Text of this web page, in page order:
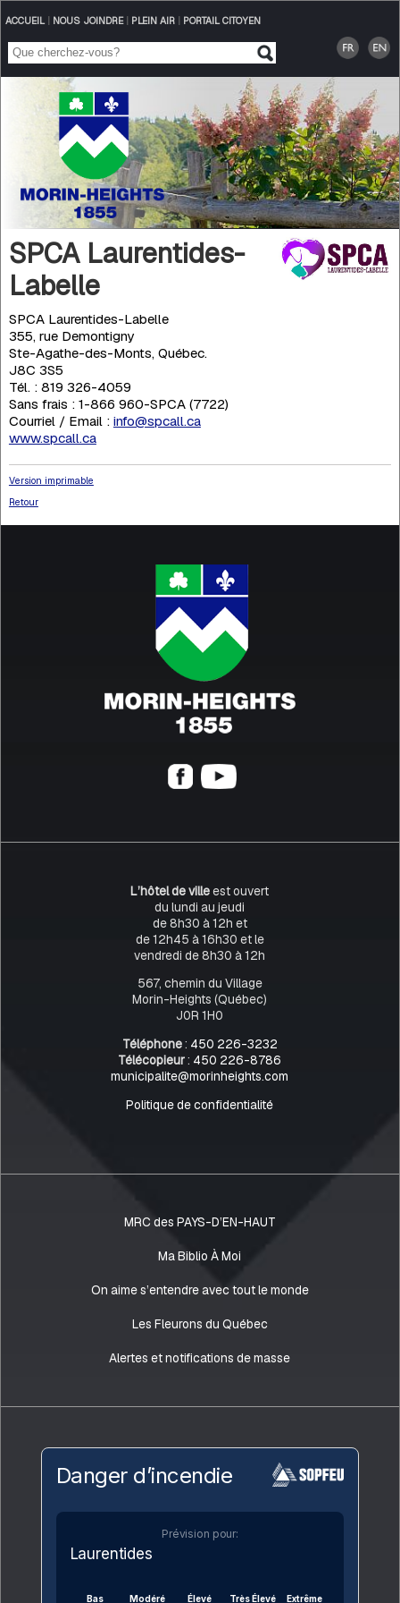
ACCUEIL| NOUS JOINDRE| PLEIN AIR| PORTAIL CITOYEN
SPCA Laurentides-
Labelle
SPCA Laurentides-Labelle
355, rue Demontigny
Ste-Agathe-des-Monts, Québec.
J8C 3S5
Tél. : 819 326-4059
Sans frais : 1-866 960-SPCA (7722)
Courriel / Email : info@spcall.ca
www.spcall.ca
Version imprimable
Retour
L’hôtel de villeest ouvert
du lundi au jeudi
de 8h30 à 12h et
de 12h45 à 16h30 et le
vendredi de 8h30 à 12h
567, chemin du Village
Morin-Heights (Québec)
J0R 1H0
Téléphone: 450 226-3232
Télécopieur: 450 226-8786
municipalite@morinheights.com
Politique de confidentialité
MRC des PAYS-D’EN-HAUT
Ma Biblio À Moi
On aime s’entendre avec tout le monde
Les Fleurons du Québec
Alertes et notifications de masse
Danger d’incendie
Prévision pour:
Laurentides
Bas Modéré Élevé Très Élevé Extrême